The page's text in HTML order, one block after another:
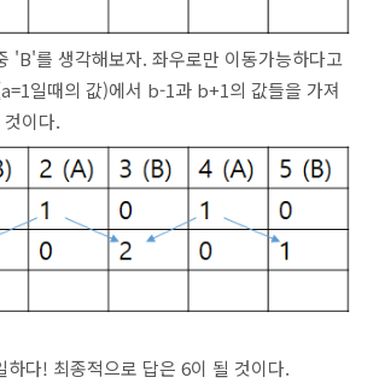
'B'를 생각해보자. 좌우로만 이동가능하다고
일때의 값)에서 b-1과 b+1의 값들을 가져
이다.
하다! 최종적으로 답은 6이 될 것이다.